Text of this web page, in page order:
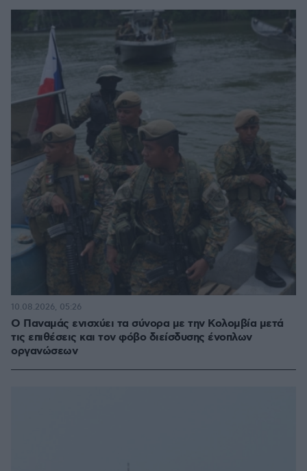
O Παναμάς ενισχύει τα σύνορα με την Κολομβία μετά
τις επιθέσεις και τον φόβο διείσδυσης ένοπλων
οργανώσεων
10.08.2026, 05:26